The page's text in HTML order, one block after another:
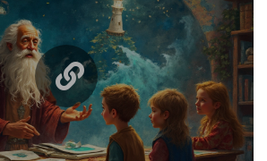
фактов из
удачные приёмы, которые
с младшими школьниками.
из мультиков и книг, чтобы
— это не так сложно,